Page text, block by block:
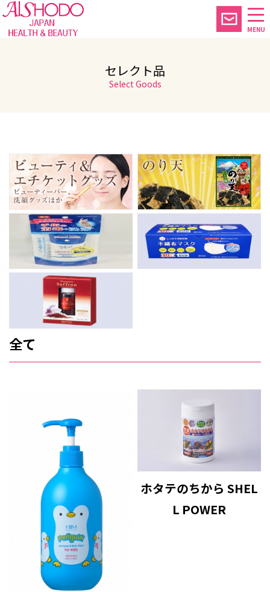
MENU
セレクト品
Select Goods
全て
ホタテのちから SHEL
L POWER